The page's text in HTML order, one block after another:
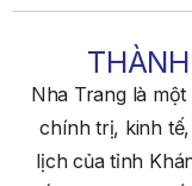
THÔNG BÁO Số
Chức Đấu Giá Tài
Số KH-0387
THÔNG BÁO Số
Thông Báo Số
Nha Trang là
chính trị, kinh
lịch của tỉnh